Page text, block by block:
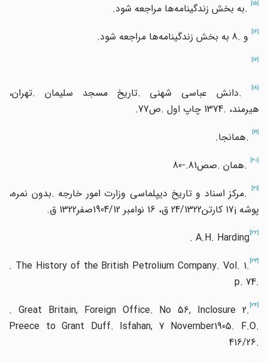
.به بخش زندگینامهها مراجعه شود.
و8.به بخش زندگینامهها مراجعه شود.
. دانش عباسی شهنی. تاریخ مسجد سلیمان.
تهران،
هیرمند،1374.چاپ اول.ص.77
.همانجا.
.همان.صص80-.81
.مرکز اسناد و تاریخ دیپلماسی وزارت امور خارجه.بدون نمره،
پوشه17¡کارتن24/1322ق،16نوامبر1904/12صفر1322ق .
. A.H. Harding
. The History of the British Petrolium Company. Vol. 1.
p. 74.
. Great Britain, Foreign Office. No 56, Inclosure 2.
Preece to Grant Duff. Isfahan, 7 November1905. F.O.
416/26.